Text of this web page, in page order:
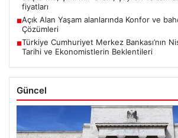
fiyatları
■Açık Alan Yaşam alanlarında Konfor ve
Çözümleri
■Türkiye Cumhuriyet Merkez Bankası’nın
Tarihi ve Ekonomistlerin Beklentileri
Güncel